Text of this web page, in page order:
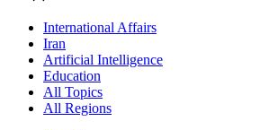
International Affairs
Iran
Artificial Intelligence
Education
All Topics
All Regions